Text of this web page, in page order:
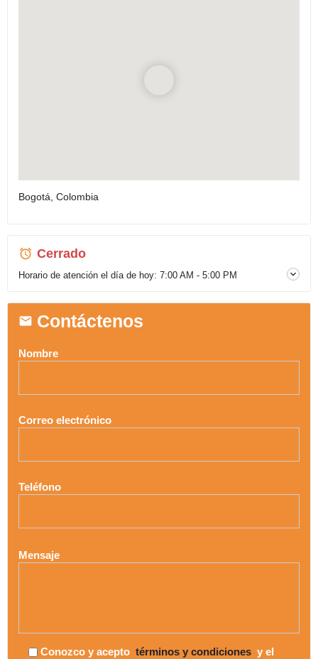
Bogotá, Colombia
Cerrado
Horario de atención el día de hoy: 7:00 AM - 5:00 PM
Contáctenos
Nombre
Correo electrónico
Teléfono
Mensaje
Conozco y acepto términos y condiciones y el